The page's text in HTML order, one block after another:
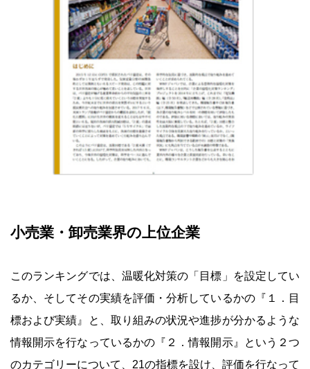
小売業・卸売業界の上位企業
このランキングでは、温暖化対策の「目標」を設定してい
るか、そしてその実績を評価・分析しているかの『１．目
標および実績』と、取り組みの状況や進捗が分かるような
情報開示を行なっているかの『２．情報開示』という２つ
のカテゴリーについて、21の指標を設け、評価を行なって